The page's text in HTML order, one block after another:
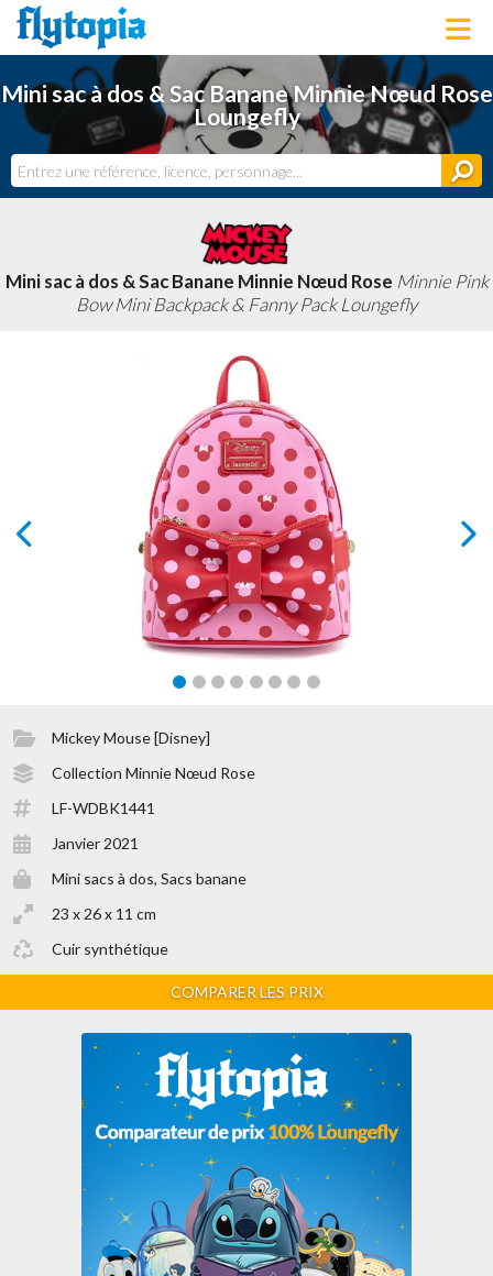
LOUNGEFLY
LICENCES
NOUVEAUTÉS
BONS PLANS
ACTUALITÉS
DERNIERS AJOUTS
Mini sac à dos & Sac Banane Minnie Nœud Rose
Loungefly
Mini sac à dos & Sac Banane Minnie Nœud Rose Minnie Pink
Bow Mini Backpack & Fanny Pack Loungefly
Mickey Mouse [Disney]
Collection Minnie Nœud Rose
LF-WDBK1441
Janvier 2021
Mini sacs à dos, Sacs banane
23 x 26 x 11 cm
Cuir synthétique
COMPARER LES PRIX